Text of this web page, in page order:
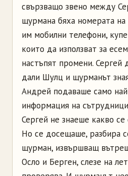
свързващо звено между
щурмана бяха номерата
им мобилни телефони,
които да използват за
настъпят промени. Сергей
дали Шулц и щурманът
Андрей подаваше само
информация на
Сергей не знаеше какво се
Но се досещаше, разбира
щурман, извършващ
Осло и Берген, слезе на